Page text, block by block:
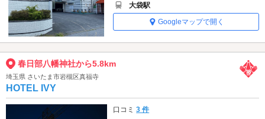
大袋駅
Googleマップで開く
春日部八幡神社から5.8km
埼玉県 さいたま市岩槻区真福寺
HOTEL IVY
口コミ3 件